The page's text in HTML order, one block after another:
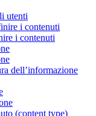
utenti
i contenuti
i contenuti
dell’informazione
(content type)